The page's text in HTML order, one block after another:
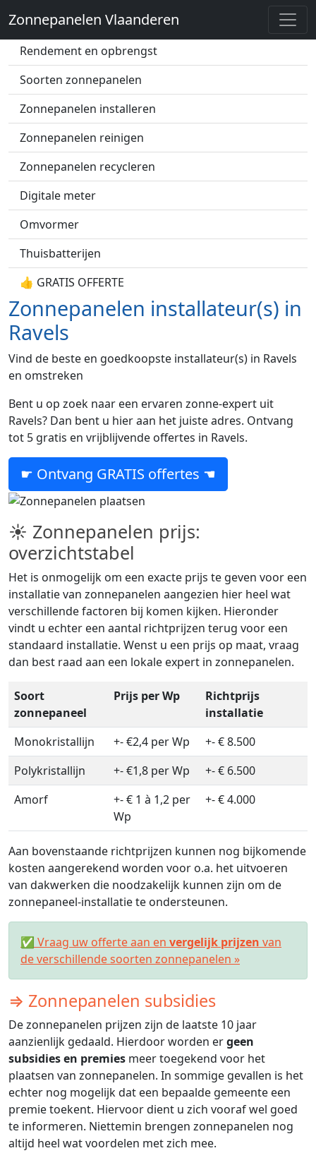
Zonnepanelen Vlaanderen
Zonnepanelen prijs
Rendement en opbrengst
Soorten zonnepanelen
Zonnepanelen installeren
Zonnepanelen reinigen
Zonnepanelen recycleren
Digitale meter
Omvormer
Thuisbatterijen
👍 GRATIS OFFERTE
Zonnepanelen installateur(s) in
Ravels
Vind de beste en goedkoopste installateur(s) in Ravels
en omstreken
Bent u op zoek naar een ervaren zonne-expert uit
Ravels? Dan bent u hier aan het juiste adres. Ontvang
tot 5 gratis en vrijblijvende offertes in Ravels.
☛ Ontvang GRATIS offertes ☚
☀ Zonnepanelen prijs:
overzichtstabel
Het is onmogelijk om een exacte prijs te geven voor een
installatie van zonnepanelen aangezien hier heel wat
verschillende factoren bij komen kijken. Hieronder
vindt u echter een aantal richtprijzen terug voor een
standaard installatie. Wenst u een prijs op maat, vraag
dan best raad aan een lokale expert in zonnepanelen.
Soort
zonnepaneel
Prijs per Wp
Richtprijs
installatie
Monokristallijn
+- €2,4 per Wp
+- € 8.500
Polykristallijn
+- €1,8 per Wp
+- € 6.500
Amorf
+- € 1 à 1,2 per
Wp
+- € 4.000
Aan bovenstaande richtprijzen kunnen nog bijkomende
kosten aangerekend worden voor o.a. het uitvoeren
van dakwerken die noodzakelijk kunnen zijn om de
zonnepaneel-installatie te ondersteunen.
✅ Vraag uw offerte aan en vergelijk prijzen van
de verschillende soorten zonnepanelen »
⇒ Zonnepanelen subsidies
De zonnepanelen prijzen zijn de laatste 10 jaar
aanzienlijk gedaald. Hierdoor worden ergeen
subsidies en premies meer toegekend voor het
plaatsen van zonnepanelen. In sommige gevallen is het
echter nog mogelijk dat een bepaalde gemeente een
premie toekent. Hiervoor dient u zich vooraf wel goed
te informeren. Niettemin brengen zonnepanelen nog
altijd heel wat voordelen met zich mee.